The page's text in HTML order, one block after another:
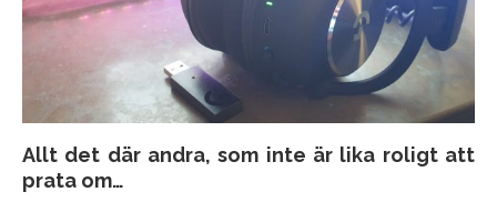
Allt det där andra, som inte är lika roligt att
prata om…